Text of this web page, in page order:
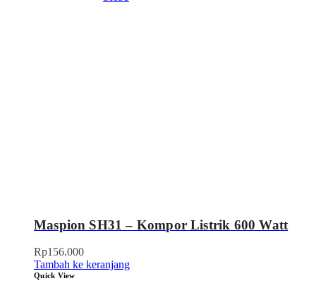
Maspion SH31 – Kompor Listrik 600 Watt
Rp156.000
Tambah ke keranjang
Quick View